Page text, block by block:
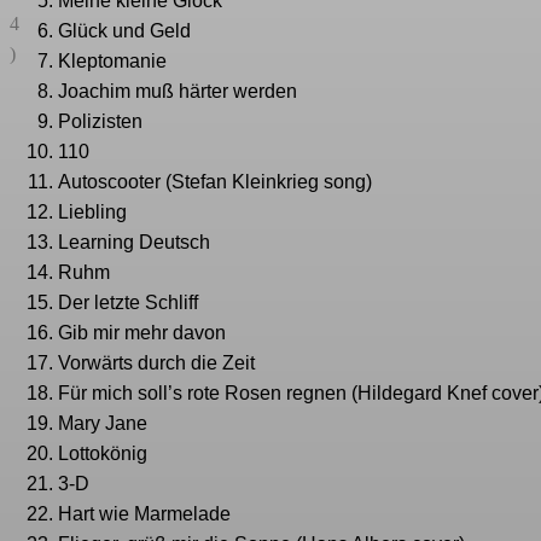
4
)
Glück und Geld
Kleptomanie
Joachim muß härter werden
Polizisten
110
Autoscooter (Stefan Kleinkrieg song)
Liebling
Learning Deutsch
Ruhm
Der letzte Schliff
Gib mir mehr davon
Vorwärts durch die Zeit
Für mich soll’s rote Rosen regnen (Hildegard Knef
Mary Jane
Lottokönig
3-D
Hart wie Marmelade